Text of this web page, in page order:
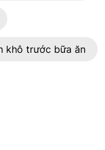
khô trước bữa ăn